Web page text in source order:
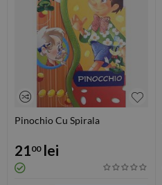
Pinochio Cu Spirala
2100 lei